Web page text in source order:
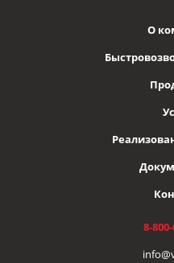
О
8-